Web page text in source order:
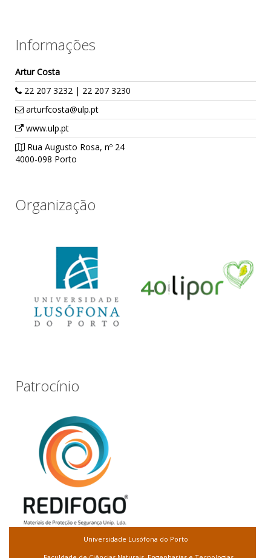
Informações
Artur Costa
22 207 3232 | 22 207 3230
arturfcosta@ulp.pt
www.ulp.pt
Rua Augusto Rosa, nº 24
4000-098 Porto
Organização
Patrocínio
Universidade Lusófona do Porto